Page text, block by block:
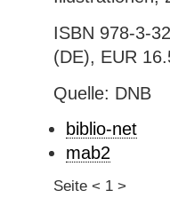
ISBN 978-3-
(DE), EUR
Quelle: DNB
biblio-net
mab2
Seite < 1 >